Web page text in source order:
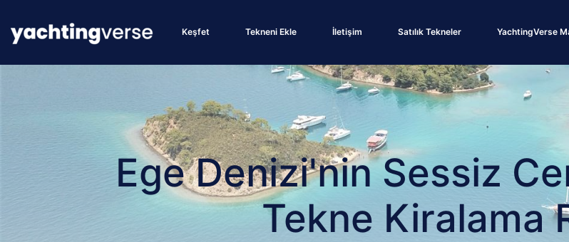
Keşfet Tekneni Ekle İletişim Satılık Tekneler YachtingVerse
Ege Denizi'nin Sessiz
Tekne Kiralama